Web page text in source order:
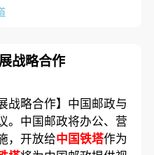
战略合作
战略合作】中国邮政与
。中国邮政将办公、营
，开放给中国铁塔作为